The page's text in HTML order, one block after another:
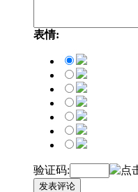
表情:
验证码:
发表评论